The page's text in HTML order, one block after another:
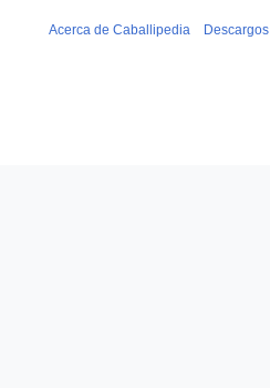
Acerca de Caballipedia Descargos